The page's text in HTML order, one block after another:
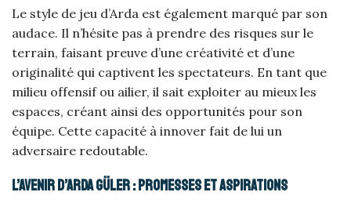
Le style de jeu d’Arda est également marqué par son
audace. Il n’hésite pas à prendre des risques sur le
terrain, faisant preuve d’une créativité et d’une
originalité qui captivent les spectateurs. En tant que
milieu offensif ou ailier, il sait exploiter au mieux les
espaces, créant ainsi des opportunités pour son
équipe. Cette capacité à innover fait de lui un
adversaire redoutable.
L’avenir d’Arda Güler : promesses et aspirations